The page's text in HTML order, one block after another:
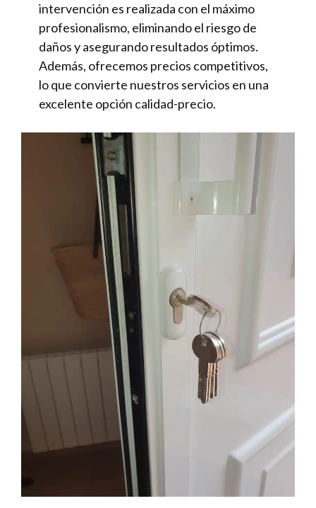
intervención es realizada con el máximo
profesionalismo, eliminando el riesgo de
daños y asegurando resultados óptimos.
Además, ofrecemos precios competitivos,
lo que convierte nuestros servicios en una
excelente opción calidad-precio.